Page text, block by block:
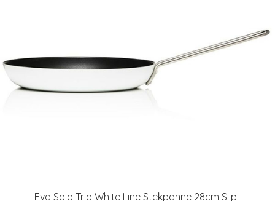
Eva Solo Trio White Line Stekpanne 28cm Slip-